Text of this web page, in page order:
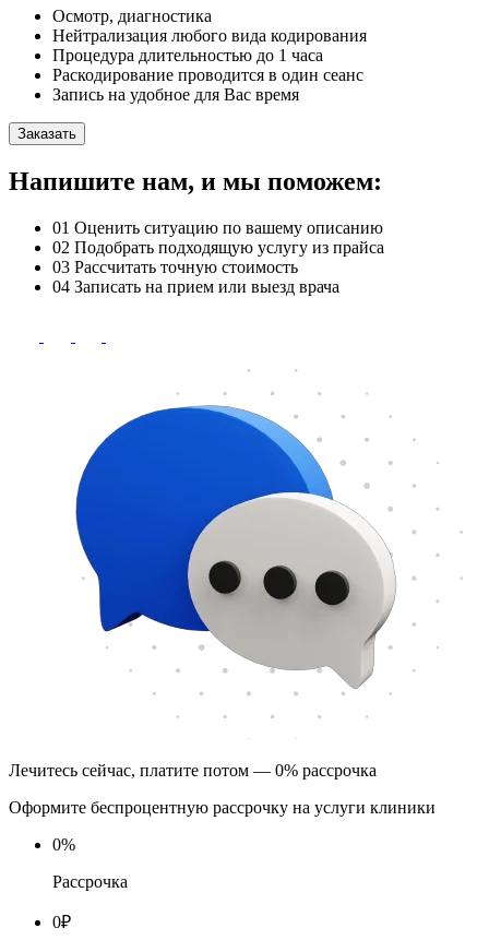
Осмотр, диагностика
Нейтрализация любого вида кодирования
Процедура длительностью до 1 часа
Раскодирование проводится в один сеанс
Запись на удобное для Вас время
Заказать
Напишите нам, и мы поможем:
01 Оценить ситуацию по вашему описанию
02 Подобрать подходящую услугу из прайса
03 Рассчитать точную стоимость
04 Записать на прием или выезд врача
Лечитесь сейчас, платите потом — 0% рассрочка
Оформите беспроцентную рассрочку на услуги клиники
0%
Рассрочка
0₽